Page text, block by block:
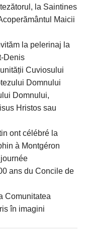
la Saintines
Maicii
la pelerinaj la
Denis
Cuviosului
Domnului
Domnului,
Hristos sau
ont célébré la
à Montgéron
ans du Concile de
Comunitatea
în imagini